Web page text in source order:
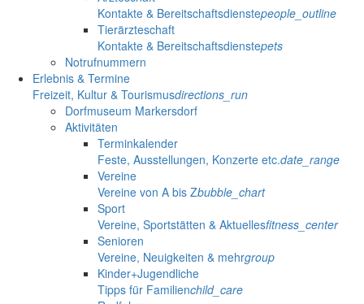
Kontakte & Bereitschaftsdienstepeople_outline
Tierärzteschaft
Kontakte & Bereitschaftsdienstepets
Notrufnummern
Erlebnis & Termine
Freizeit, Kultur & Tourismusdirections_run
Dorfmuseum Markersdorf
Aktivitäten
Terminkalender
Feste, Ausstellungen, Konzerte etc.date_range
Vereine
Vereine von A bis Zbubble_chart
Sport
Vereine, Sportstätten & Aktuellesfitness_center
Senioren
Vereine, Neuigkeiten & mehrgroup
Kinder+Jugendliche
Tipps für Familienchild_care